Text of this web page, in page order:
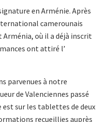
en Arménie. Après
camerounais
Arménia, où il a déjà inscrit
ont attiré l’
parvenues à notre
de Valenciennes passé
est sur les tablettes de deux
recueillies auprès